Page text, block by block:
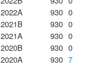
2022A
930 0
2021B
930 0
2021A
930 0
2020B
930 0
2020A
930 7